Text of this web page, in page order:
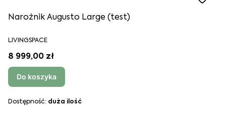
Narożnik Augusto Large (test)
LIVINGSPACE
8 999,00 zł
Do koszyka
Dostępność: duża ilość